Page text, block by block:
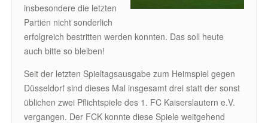
insbesondere die letzten
Partien nicht sonderlich
erfolgreich bestritten werden konnten. Das soll heute
auch bitte so bleiben!
Seit der letzten Spieltagsausgabe zum Heimspiel gegen
Düsseldorf sind dieses Mal insgesamt drei statt der sonst
üblichen zwei Pflichtspiele des 1. FC Kaiserslautern e.V.
vergangen. Der FCK konnte diese Spiele weitgehend